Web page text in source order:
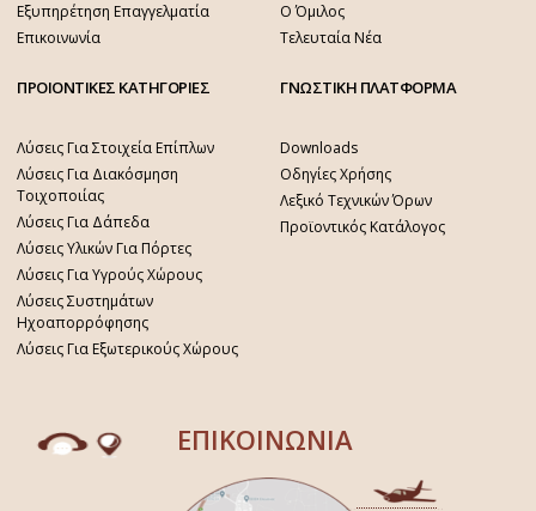
Εξυπηρέτηση Επαγγελματία
Επικοινωνία
Ο Όμιλος
Τελευταία Νέα
ΠΡΟΙΟΝΤΙΚΕΣ ΚΑΤΗΓΟΡΙΕΣ
Λύσεις Για Στοιχεία Επίπλων
Λύσεις Για Διακόσμηση
Τοιχοποιίας
Λύσεις Για Δάπεδα
Λύσεις Υλικών Για Πόρτες
Λύσεις Για Υγρούς Χώρους
Λύσεις Συστημάτων
Ηχοαπορρόφησης
Λύσεις Για Εξωτερικούς Χώρους
ΓΝΩΣΤΙΚΗ ΠΛΑΤΦΟΡΜΑ
Downloads
Οδηγίες Χρήσης
Λεξικό Τεχνικών Όρων
Προϊοντικός Κατάλογος
ΕΠΙΚΟΙΝΩΝΙΑ